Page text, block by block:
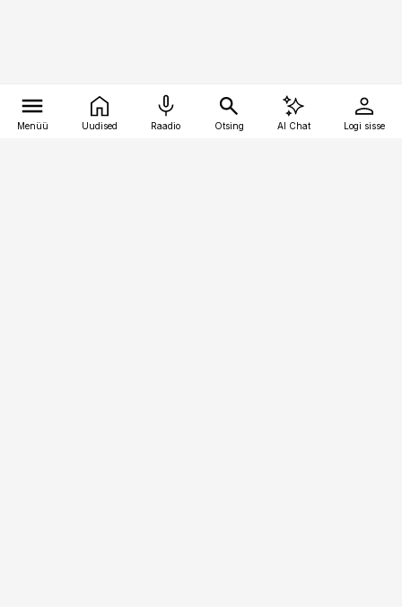
Menüü Uudised Raadio Otsing AI Chat Logi sisse